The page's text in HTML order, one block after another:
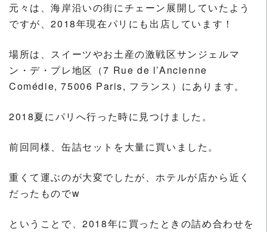
元々は、海岸沿いの街にチェーン展開していたよう
ですが、2018年現在パリにも出店しています！
場所は、スイーツやお土産の激戦区サンジェルマ
ン・デ・プレ地区（7 Rue de l’Ancienne
Comédie, 75006 Paris, フランス）にあります。
2018夏にパリへ行った時に見つけました。
前回同様、缶詰セットを大量に買いました。
重くて運ぶのが大変でしたが、ホテルが店から近く
だったものでw
ということで、2018年に買ったときの詰め合わせを